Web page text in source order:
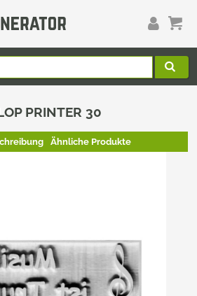
PRINTER 30
Ähnliche Produkte